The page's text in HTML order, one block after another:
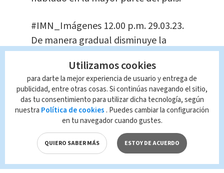
#IMN_Imágenes12.00 p.m. 29.03.23.
De manera gradual disminuye la
humedad en Cuenca del Mar Caribe y
también en CR. Los vientos alisios han
aumentado sus ráfagas
manteniéndose entre moderadas y
fuertes en el Valle Central y Pacífico
Norte. Más detalle:
https://t.co/FFuay6jrwp
pic.twitter.com/Q2NoicSzAx
Utilizamos cookies
para darte la mejor experiencia de usuario y entrega de
publicidad, entre otras cosas. Si continúas navegando el sitio,
das tu consentimiento para utilizar dicha tecnología, según
nuestra Política de cookies . Puedes cambiar la configuración
en tu navegador cuando gustes.
QUIERO SABER MÁS ESTOY DE ACUERDO